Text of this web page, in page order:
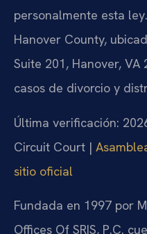
personalmente esta
Hanover County,
Suite 201, Hanover,
casos de divorcio y
Última verificación:
Circuit Court |
sitio oficial
Fundada en 1997 por
Offices Of SRIS, P.C.